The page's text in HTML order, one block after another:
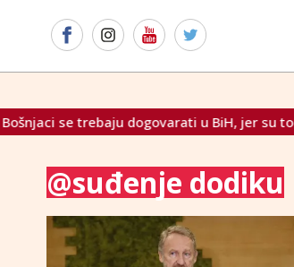
se trebaju dogovarati u BiH, jer su to
@suđenje dodiku